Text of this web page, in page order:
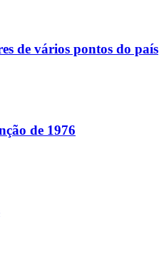
de vários pontos do país
de 1976